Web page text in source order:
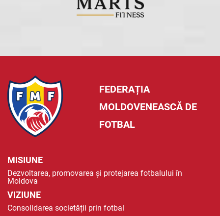
FEDERAȚIA
MOLDOVENEASCĂ DE
FOTBAL
MISIUNE
Dezvoltarea, promovarea și protejarea fotbalului în
Moldova
VIZIUNE
Consolidarea societății prin fotbal